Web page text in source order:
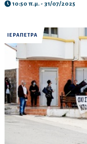
10:50 π.μ. - 31/07/2025
ΙΕΡΑΠΕΤΡΑ